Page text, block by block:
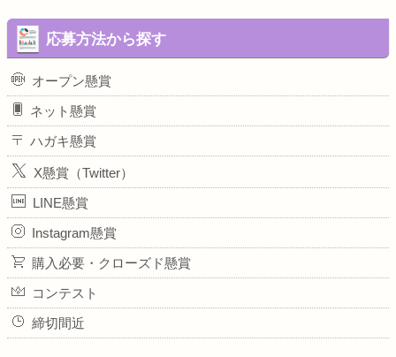
応募方法から探す
オープン懸賞
ネット懸賞
ハガキ懸賞
X懸賞（Twitter）
LINE懸賞
Instagram懸賞
購入必要・クローズド懸賞
コンテスト
締切間近